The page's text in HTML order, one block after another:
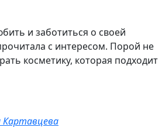
и заботиться о своей
с интересом. Порой не
косметику, которая подходит
Картавцева